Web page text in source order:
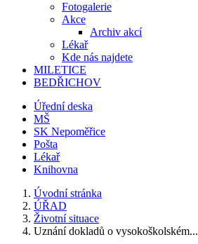
Fotogalerie
Akce
Archiv akcí
Lékař
Kde nás najdete
MILETICE
BEDŘICHOV
Úřední deska
MŠ
SK Nepoměřice
Pošta
Lékař
Knihovna
Úvodní stránka
ÚŘAD
Životní situace
Uznání dokladů o vysokoškolském...